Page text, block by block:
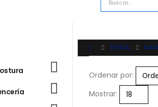
TIENDA
Ordenar por:
Mostrar: